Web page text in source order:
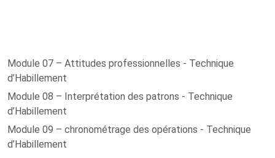
Module 07 – Attitudes professionnelles - Technique
d’Habillement
Module 08 – Interprétation des patrons - Technique
d’Habillement
Module 09 – chronométrage des opérations - Technique
d’Habillement